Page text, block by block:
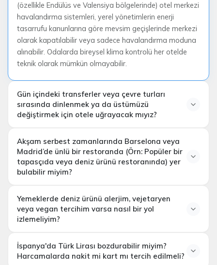
(özellikle Endülüs ve Valensiya bölgelerinde) otel merkezi
havalandırma sistemleri, yerel yönetimlerin enerji
tasarrufu kanunlarına göre mevsim geçişlerinde merkezi
olarak kapatılabilir veya sadece havalandırma moduna
alınabilir. Odalarda bireysel klima kontrolü her otelde
teknik olarak mümkün olmayabilir.
Gün içindeki transferler veya çevre turları
sırasında dinlenmek ya da üstümüzü
değiştirmek için otele uğrayacak mıyız?
Akşam serbest zamanlarında Barselona veya
Madrid’de ünlü bir restoranda (Örn: Popüler bir
tapasçıda veya deniz ürünü restoranında) yer
bulabilir miyim?
tur başlamadan
haftalar önce online olarak
Yemeklerde deniz ürünü alerjim, vejetaryen
veya vegan tercihim varsa nasıl bir yol
izlemeliyim?
İspanya'da Türk Lirası bozdurabilir miyim?
Harcamalarda nakit mi kart mı tercih edilmeli?